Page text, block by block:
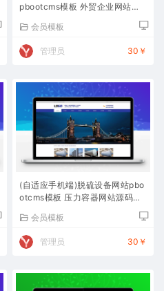
pbootcms模板 外贸企业网站源
会员模板
管理员 30￥
(自适应手机端)脱硫设备网站pbo
otcms模板 压力容器网站源码下
会员模板
管理员 30￥